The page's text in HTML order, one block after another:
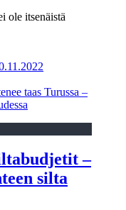
ole itsenäistä
taas Turussa –
–
silta